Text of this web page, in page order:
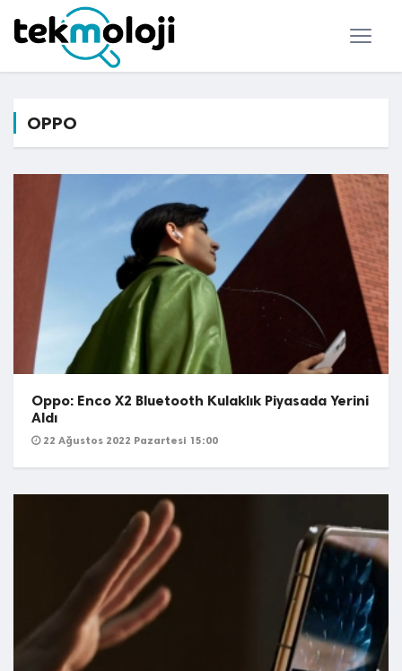
OPPO
Oppo: Enco X2 Bluetooth Kulaklık Piyasada Yerini
Aldı
22 Ağustos 2022 Pazartesi 15:00